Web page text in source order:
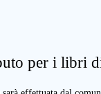
per i libri